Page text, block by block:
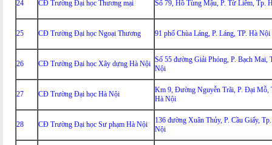
24 CĐ Trường Đại học Thương mại Số 79, Hồ Tùng Mậu, P. Từ Liêm, Tp.
25 CĐ Trường Đại học Ngoại Thương 91 phố Chùa Láng, P. Láng, TP. Hà Nội
26 CĐ Trường Đại học Xây dựng Hà Nội Số 55 đường Giải Phóng, P. Bạch Mai,
Nội
27 CĐ Trường Đại học Hà Nội
Km 9, Đường Nguyễn Trãi, P. Đại Mỗ,
Hà Nội
28 CĐ Trường Đại học Sư phạm Hà Nội
136 đường Xuân Thủy, P. Cầu Giấy,
Nội